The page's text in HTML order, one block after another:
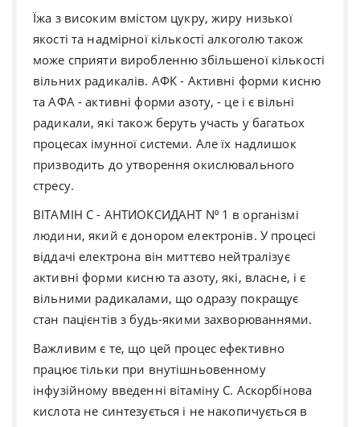
Їжа з високим вмістом цукру, жиру низької
якості та надмірної кількості алкоголю також
може сприяти виробленню збільшеної кількості
вільних радикалів. АФК - Активні форми кисню
та АФА - активні форми азоту, - це і є вільні
радикали, які також беруть участь у багатьох
процесах імунної системи. Але їх надлишок
призводить до утворення окислювального
стресу.
ВІТАМІН С - АНТИОКСИДАНТ N⁰ 1 в організмі
людини, який є донором електронів. У процесі
віддачі електрона він миттєво нейтралізує
активні форми кисню та азоту, які, власне, і є
вільними радикалами, що одразу покращує
стан пацієнтів з будь-якими захворюваннями.
Важливим є те, що цей процес ефективно
працює тільки при внутішньовенному
інфузійному введенні вітаміну С. Аскорбінова
кислота не синтезується і не накопичується в